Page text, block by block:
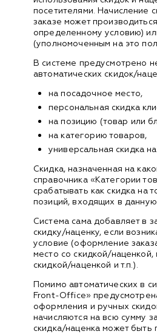
посетителями. Начисление
заказе может
определенному условию)
(уполномоченным на это
В системе предусмотрено
автоматических скидок/
на посадочное место,
персональная скидка
на позицию (товар или
на категорию товаров,
универсальная скидка на
Скидка, назначенная на
справочника «Категории
срабатывать как скидка на
позиций, входящих в
Система сама добавляет в
скидку/наценку, если
условие (оформление
место со скидкой/
скидкой/наценкой и т.п.).
Помимо автоматических в
Front-Office»
оформления и ручных
начисляются на всю сумму
скидка/наценка может быть